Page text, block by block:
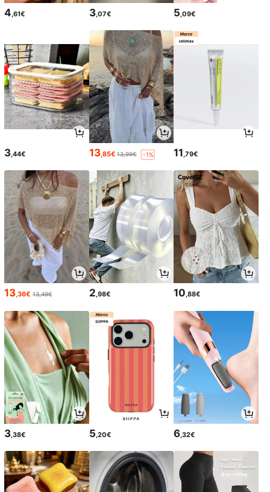
4,61€ 3,07€ 5,09€
3,44€ 13,85€ 13,99€ -1% 11,79€
13,36€ 13,49€ 2,98€ 10,88€
3 ,38€ 5 ,20€ 6 ,32€